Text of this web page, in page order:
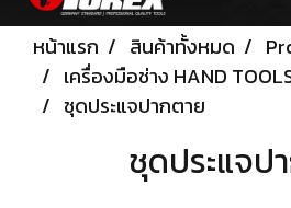
หน้าแรก สินค้าทั้งหมด
เครื่องมือช่าง HAND
ชุดประแจปากตาย
ชุดประแจป